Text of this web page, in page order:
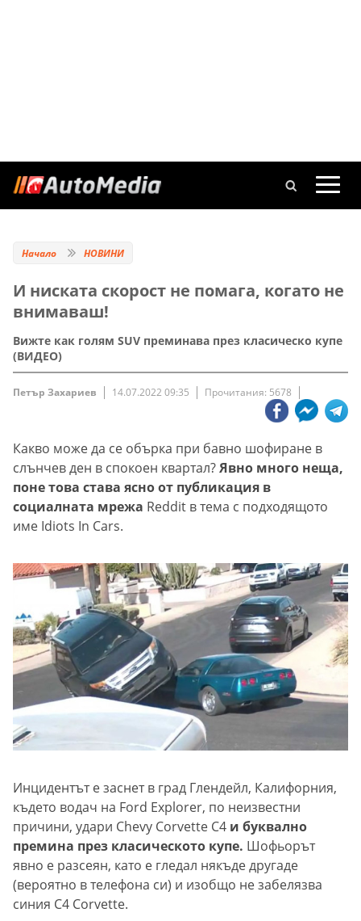
Начало НОВИНИ
И ниската скорост не помага, когато не
внимаваш!
Вижте как голям SUV преминава през класическо купе
(ВИДЕО)
Петър Захариев 14.07.2022 09:35 Прочитания: 5678
Какво може да се обърка при бавно шофиране в
слънчев ден в спокоен квартал?Явно много неща,
поне това става ясно от публикация в
социалната мрежа Reddit в тема с подходящото
име Idiots In Cars.
Инцидентът е заснет в град Глендейл, Калифорния,
където водач на Ford Explorer, по неизвестни
причини, удари Chevy Corvette C4 и буквално
премина през класическото купе. Шофьорът
явно е разсеян, като е гледал някъде другаде
(вероятно в телефона си) и изобщо не забелязва
синия C4 Corvette.